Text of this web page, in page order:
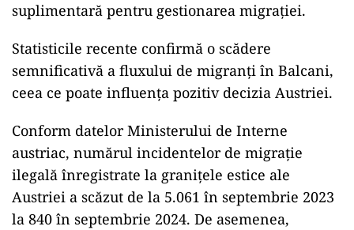
suplimentară pentru gestionarea migrației.
Statisticile recente confirmă o scădere
semnificativă a fluxului de migranți în Balcani,
ceea ce poate influența pozitiv decizia Austriei.
Conform datelor Ministerului de Interne
austriac, numărul incidentelor de migrație
ilegală înregistrate la granițele estice ale
Austriei a scăzut de la 5.061 în septembrie 2023
la 840 în septembrie 2024. De asemenea,